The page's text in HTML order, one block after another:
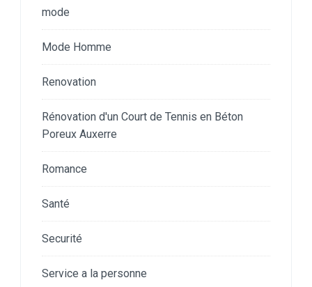
mode
Mode Homme
Renovation
Rénovation d'un Court de Tennis en Béton
Poreux Auxerre
Romance
Santé
Securité
Service a la personne